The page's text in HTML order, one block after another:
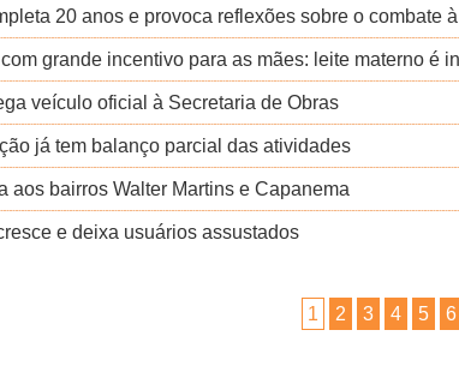
20 anos e provoca reflexões sobre o combate
grande incentivo para as mães: leite materno é
veículo oficial à Secretaria de Obras
já tem balanço parcial das atividades
aos bairros Walter Martins e Capanema
e deixa usuários assustados
1 2 3 4 5 6